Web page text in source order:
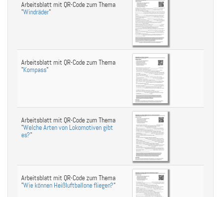
Arbeitsblatt mit QR-Code zum Thema
"Windräder"
Arbeitsblatt mit QR-Code zum Thema
"Kompass"
Arbeitsblatt mit QR-Code zum Thema
"Welche Arten von Lokomotiven gibt
es?"
Arbeitsblatt mit QR-Code zum Thema
"Wie können Heißluftballone fliegen?"